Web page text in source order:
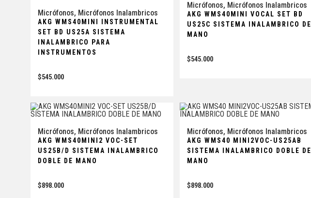
Micrófonos, Micrófonos Inalambricos
AKG WMS40MINI INSTRUMENTAL
SET BD US25A SISTEMA
INALAMBRICO PARA
INSTRUMENTOS
$545.000
Micrófonos, Micrófonos Inalambricos
AKG WMS40MINI VOCAL SET BD
US25C SISTEMA INALAMBRICO DE
MANO
$545.000
Micrófonos, Micrófonos Inalambricos
AKG WMS40MINI2 VOC-SET
US25B/D SISTEMA INALAMBRICO
DOBLE DE MANO
$898.000
Micrófonos, Micrófonos Inalambricos
AKG WMS40 MINI2VOC-US25AB
SISTEMA INALAMBRICO DOBLE DE
MANO
$898.000